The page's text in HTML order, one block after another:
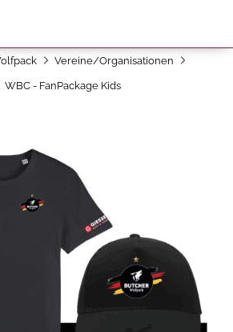
Vereine/Organisationen
WBC - FanPackage Kids